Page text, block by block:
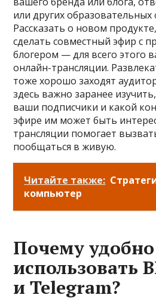
или других
Рассказать о новом
сделать совместный эфир с
блогером — для всего этого
онлайн-трансляции.
тоже хорошо заходят
здесь важно заранее
ваши подписчики и какой
эфире им может быть
трансляции помогает
пообщаться в живую.
Читайте также:
компьютер
Почему удобно
использовать
и Telegram?